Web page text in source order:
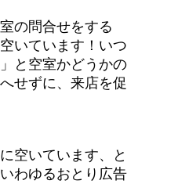
の問合せをする
いています！いつ
と空室かどうかの
せずに、来店を促
空いています、と
わゆるおとり広告